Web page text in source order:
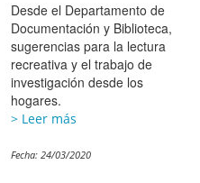
Desde el Departamento de
Documentación y Biblioteca,
sugerencias para la lectura
recreativa y el trabajo de
investigación desde los
hogares.
> Leer más
Fecha: 24/03/2020